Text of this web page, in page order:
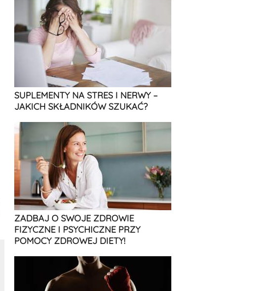
SUPLEMENTY NA STRES I NERWY –
JAKICH SKŁADNIKÓW SZUKAĆ?
ZADBAJ O SWOJE ZDROWIE
FIZYCZNE I PSYCHICZNE PRZY
POMOCY ZDROWEJ DIETY!